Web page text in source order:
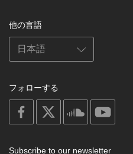
他の言語
フォローする
on
facebook
soundcloud
Subscribe to our newsletter